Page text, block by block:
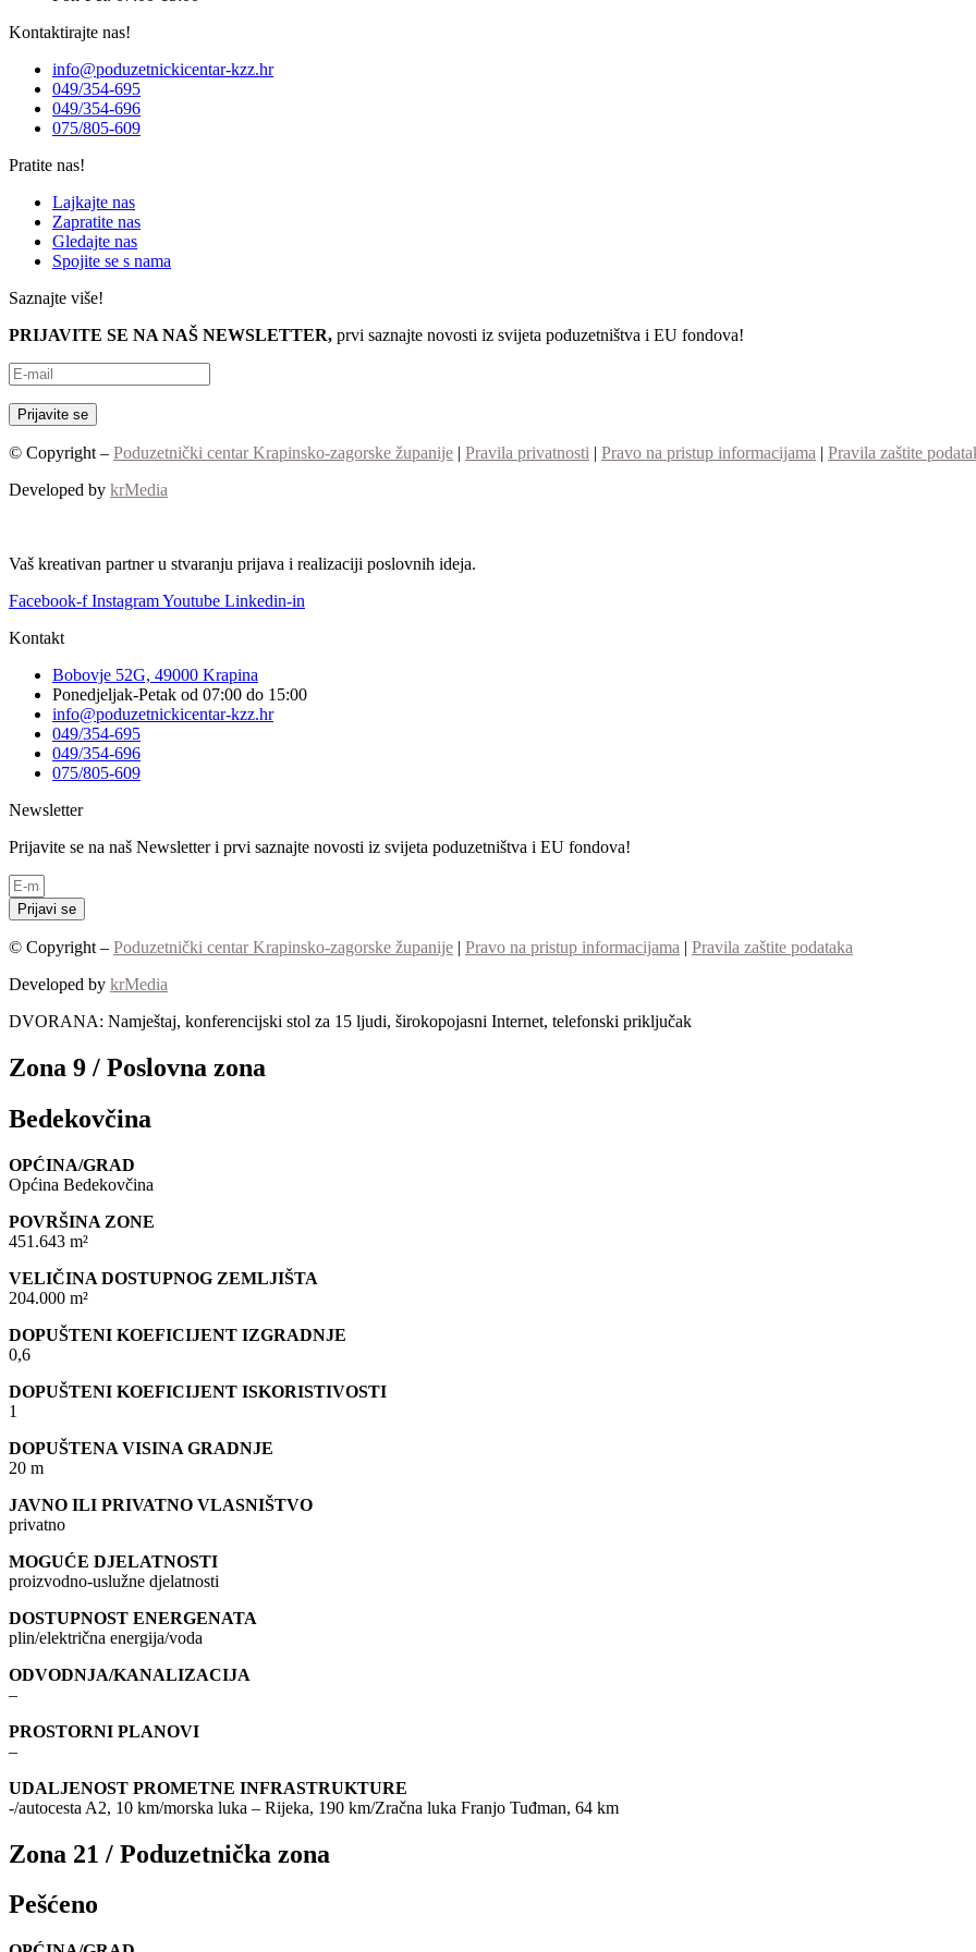
Kontaktirajte nas!
info@poduzetnickicentar-kzz.hr
049/354-695
049/354-696
075/805-609
Pratite nas!
Lajkajte nas
Zapratite nas
Gledajte nas
Spojite se s nama
Saznajte više!
PRIJAVITE SE NA NAŠ NEWSLETTER, prvi saznajte novosti iz svijeta poduzetništva i EU fondova!
© Copyright – Poduzetnički centar Krapinsko-zagorske županije | Pravila privatnosti | Pravo na pristup informacijama | Pravila zaštite
Developed by krMedia
Vaš kreativan partner u stvaranju prijava i realizaciji poslovnih ideja.
Facebook-f InstagramYoutube Linkedin-in
Kontakt
Bobovje 52G, 49000 Krapina
Ponedjeljak-Petak od 07:00 do 15:00
info@poduzetnickicentar-kzz.hr
049/354-695
049/354-696
075/805-609
Newsletter
Prijavite se na naš Newsletter i prvi saznajte novosti iz svijeta poduzetništva i EU fondova!
Prijavi se
© Copyright – Poduzetnički centar Krapinsko-zagorske županije | Pravo na pristup informacijama | Pravila zaštite podataka
Developed by krMedia
DVORANA: Namještaj, konferencijski stol za 15 ljudi, širokopojasni Internet, telefonski priključak
Zona 9 / Poslovna zona
Bedekovčina
OPĆINA/GRAD
Općina Bedekovčina
POVRŠINA ZONE
451.643 m²
VELIČINA DOSTUPNOG ZEMLJIŠTA
204.000 m²
DOPUŠTENI KOEFICIJENT IZGRADNJE
0,6
DOPUŠTENI KOEFICIJENT ISKORISTIVOSTI
1
DOPUŠTENA VISINA GRADNJE
20 m
JAVNO ILI PRIVATNO VLASNIŠTVO
privatno
MOGUĆE DJELATNOSTI
proizvodno-uslužne djelatnosti
DOSTUPNOST ENERGENATA
plin/električna energija/voda
ODVODNJA/KANALIZACIJA
–
PROSTORNI PLANOVI
–
UDALJENOST PROMETNE INFRASTRUKTURE
-/autocesta A2, 10 km/morska luka – Rijeka, 190 km/Zračna luka Franjo Tuđman, 64 km
Zona 21 / Poduzetnička zona
Pešćeno